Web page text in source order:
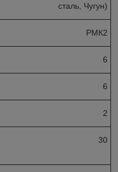
сталь, Чугун)
РМК2
6
6
2
30